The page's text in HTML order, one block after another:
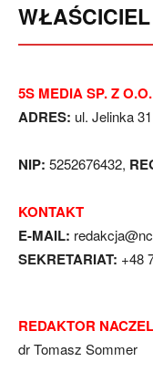
WŁAŚCICIEL
5S MEDIA SP. Z O.O.
ADRES: ul. Jelinka
NIP: 5252676432,
KONTAKT
E-MAIL:
SEKRETARIAT: +48
REDAKTOR
dr Tomasz Sommer